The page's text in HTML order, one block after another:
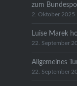
zum
2. Oktober 2025
Luise Marek
22. September
Allgemeines
22. September